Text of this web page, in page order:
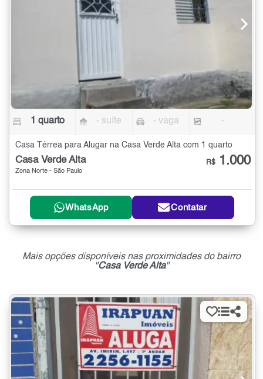
1 quarto - suíte - vaga -
Casa Térrea para Alugar na Casa Verde Alta com 1 quarto
Casa Verde Alta
Zona Norte - São Paulo
R$ 1.000
WhatsApp Contatar
Mais opções disponíveis nas proximidades do bairro
"Casa Verde Alta"